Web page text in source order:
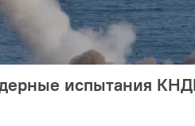
испытания